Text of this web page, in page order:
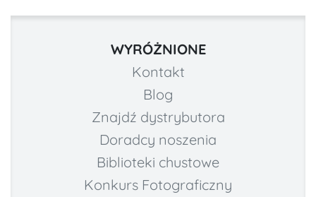
WYRÓŻNIONE
Kontakt
Blog
Znajdź dystrybutora
Doradcy noszenia
Biblioteki chustowe
Konkurs Fotograficzny